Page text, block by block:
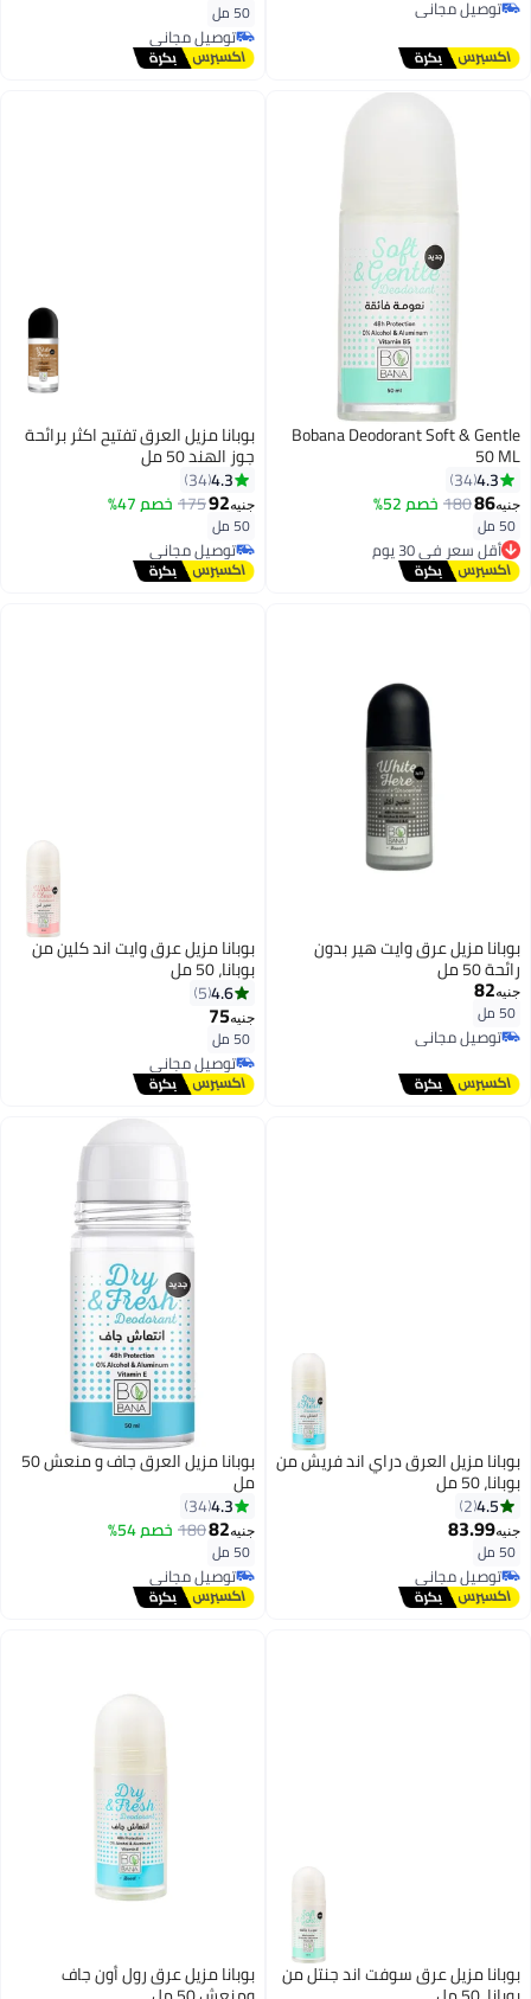
توصيل مجاني 50 مل
توصيل مجاني
توصيل مجاني
Bobana Deodorant Soft & Gentle
50 ML
4.3
34
جنيه86
180 خصم 52%
50 مل
أقل سعر في 30 يوم
توصيل مجاني
أقل سعر في 30 يوم
بوبانا مزيل العرق تفتيح اكثر برائحة
جوز الهند 50 مل
4.3
34
جنيه92
175 خصم 47%
50 مل
توصيل مجاني
توصيل مجاني
بوبانا مزيل عرق وايت هير بدون
رائحة 50 مل
جنيه82
50 مل
توصيل مجاني
توصيل مجاني
بوبانا مزيل عرق وايت اند كلين من
بوبانا، 50 مل
4.6
5
جنيه75
50 مل
توصيل مجاني
توصيل مجاني
بوبانا مزيل العرق دراي اند فريش من
بوبانا، 50 مل
4.5
2
جنيه83.99
50 مل
توصيل مجاني
توصيل مجاني
بوبانا مزيل العرق جاف و منعش 50
مل
4.3
34
جنيه82
180 خصم 54%
50 مل
توصيل مجاني
توصيل مجاني
بوبانا مزيل عرق سوفت اند جنتل من بوبانا مزيل عرق رول أون جاف